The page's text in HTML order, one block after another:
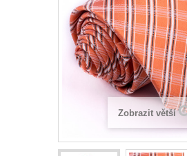
Zobrazit větší